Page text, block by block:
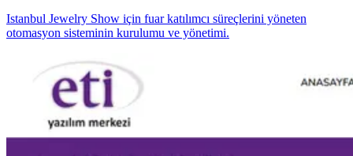
Istanbul Jewelry Show için fuar katılımcı süreçlerini yöneten
otomasyon sisteminin kurulumu ve yönetimi.